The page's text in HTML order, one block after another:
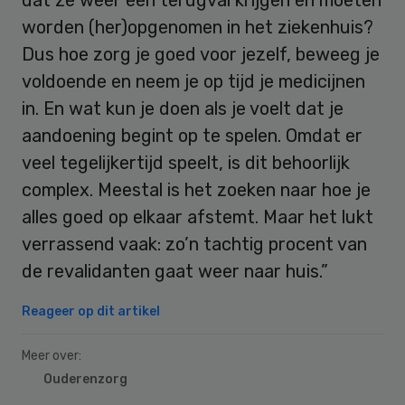
worden (her)opgenomen in het ziekenhuis?
Dus hoe zorg je goed voor jezelf, beweeg je
voldoende en neem je op tijd je medicijnen
in. En wat kun je doen als je voelt dat je
aandoening begint op te spelen. Omdat er
veel tegelijkertijd speelt, is dit behoorlijk
complex. Meestal is het zoeken naar hoe je
alles goed op elkaar afstemt. Maar het lukt
verrassend vaak: zo’n tachtig procent van
de revalidanten gaat weer naar huis.”
Reageer op dit artikel
Meer over:
Ouderenzorg